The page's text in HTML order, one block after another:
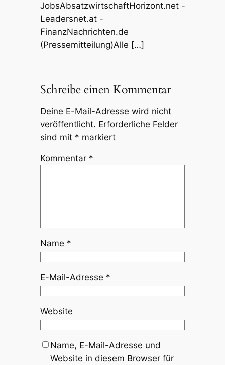
JobsAbsatzwirtschaftHorizont.net -
Leadersnet.at -
FinanzNachrichten.de
(Pressemitteilung)Alle […]
Schreibe einen Kommentar
Deine E-Mail-Adresse wird nicht
veröffentlicht. Erforderliche Felder
sind mit * markiert
Kommentar *
Name *
E-Mail-Adresse *
Website
Name, E-Mail-Adresse und
Website in diesem Browser für